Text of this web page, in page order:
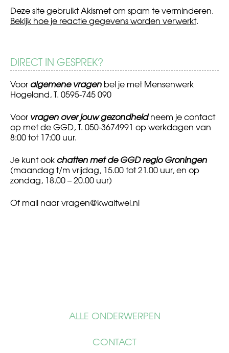
ALLE ONDERWERPEN
CONTACT
Deze site gebruikt Akismet om spam te verminderen.
Bekijk hoe je reactie gegevens worden verwerkt.
DIRECT IN GESPREK?
Voor algemene vragen bel je met Mensenwerk
Hogeland, T. 0595-745 090
Voor vragen over jouw gezondheidneem je contact
op met de GGD, T. 050-3674991 op werkdagen van
8:00 tot 17:00 uur.
Je kunt ook chatten met de GGD regio Groningen
(maandag t/m vrijdag, 15.00 tot 21.00 uur, en op
zondag, 18.00 – 20.00 uur)
Of mail naarvragen@kwaitwel.nl